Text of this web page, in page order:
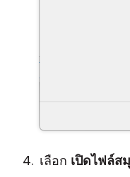
เลือก เปิดไฟล์ส